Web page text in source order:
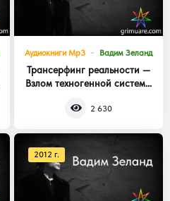
Аудиокниги Mp3 Вадим Зеланд
Трансерфинг реальности —
Взлом техногенной системы
2 630
2012 г.